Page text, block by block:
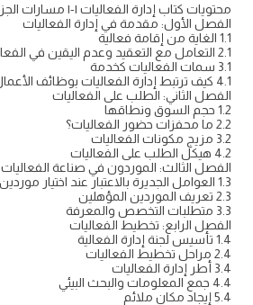
محتويات كتاب إدارة الفعاليات ١-١ مسارات الجزء الأول:
الفصل الأول: مقدمة في إدارة الفعاليات
1.1 الغاية من إقامة فعالية
2.1 التعامل مع التعقيد وعدم اليقين في الفعاليات
3.1 سمات الفعاليات كخدمة
4.1 كيف ترتبط إدارة الفعاليات بوظائف الأعمال الأخرى
الفصل الثاني: الطلب على الفعاليات
1.2 حجم السوق ونطاقها
2.2 ما محفزات حضور الفعاليات؟
3.2 مزيج مكونات الفعاليات
4.2 هيكل الطلب على الفعاليات
الفصل الثالث: الموردون في صناعة الفعاليات
1.3 العوامل الجديرة بالاعتبار عند اختيار موردين
2.3 تعريف الموردين المؤهلين
3.3 متطلبات التخصص والمعرفة
الفصل الرابع: تخطيط الفعاليات
1.4 تأسيس لجنة إدارة الفعالية
2.4 مراحل تخطيط الفعاليات
3.4 أطر إدارة الفعاليات
4.4 جمع المعلومات والبحث البيئي
5.4 إيجاد مكان ملائم